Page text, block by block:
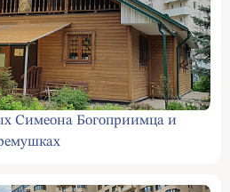
Симеона Богоприимца и